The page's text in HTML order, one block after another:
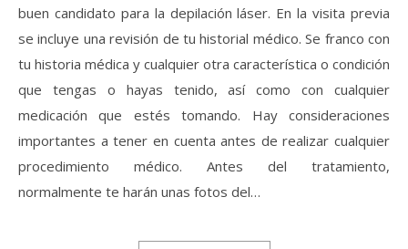
buen candidato para la depilación láser. En la visita previa
se incluye una revisión de tu historial médico. Se franco con
tu historia médica y cualquier otra característica o condición
que tengas o hayas tenido, así como con cualquier
medicación que estés tomando. Hay consideraciones
importantes a tener en cuenta antes de realizar cualquier
procedimiento médico. Antes del tratamiento,
normalmente te harán unas fotos del…